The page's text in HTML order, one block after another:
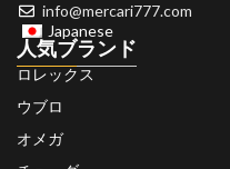
info@mercari777.com
Japanese
人気ブランド
ロレックス
ウブロ
オメガ